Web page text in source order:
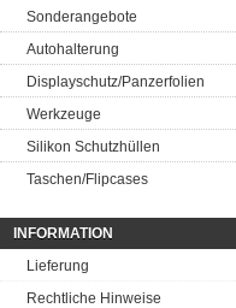
Sonderangebote
Autohalterung
Displayschutz/Panzerfolien
Werkzeuge
Silikon Schutzhüllen
Taschen/Flipcases
INFORMATION
Lieferung
Rechtliche Hinweise